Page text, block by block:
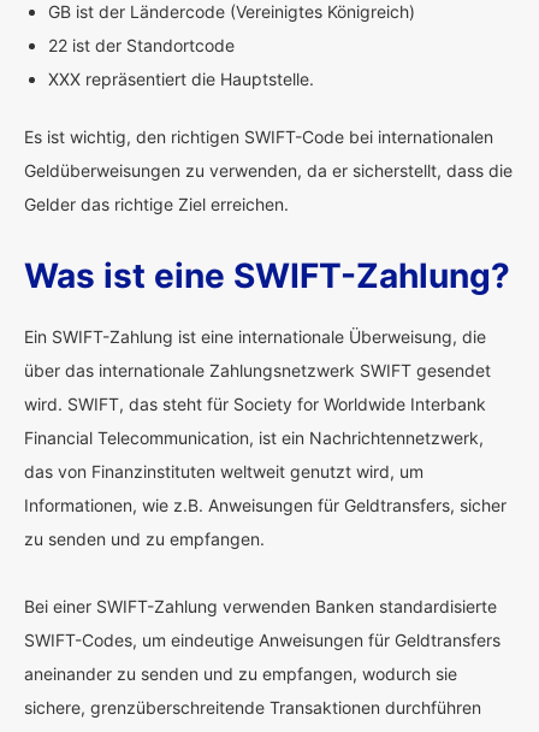
GB ist der Ländercode (Vereinigtes Königreich)
22 ist der Standortcode
XXX repräsentiert die Hauptstelle.
Es ist wichtig, den richtigen SWIFT-Code bei internationalen
Geldüberweisungen zu verwenden, da er sicherstellt, dass die
Gelder das richtige Ziel erreichen.
Was ist eine SWIFT-Zahlung?
Ein SWIFT-Zahlung ist eine internationale Überweisung, die
über das internationale Zahlungsnetzwerk SWIFT gesendet
wird. SWIFT, das steht für Society for Worldwide Interbank
Financial Telecommunication, ist ein Nachrichtennetzwerk,
das von Finanzinstituten weltweit genutzt wird, um
Informationen, wie z.B. Anweisungen für Geldtransfers, sicher
zu senden und zu empfangen.
Bei einer SWIFT-Zahlung verwenden Banken standardisierte
SWIFT-Codes, um eindeutige Anweisungen für Geldtransfers
aneinander zu senden und zu empfangen, wodurch sie
sichere, grenzüberschreitende Transaktionen durchführen